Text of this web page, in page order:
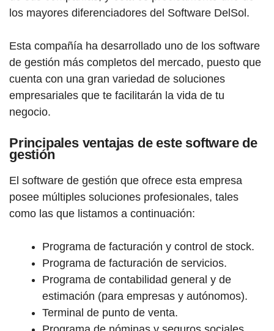
los mayores diferenciadores del Software DelSol.
Esta compañía ha desarrollado uno de los software
de gestión más completos del mercado, puesto que
cuenta con una gran variedad de soluciones
empresariales que te facilitarán la vida de tu
negocio.
Principales ventajas de este software de
gestión
El software de gestión que ofrece esta empresa
posee múltiples soluciones profesionales, tales
como las que listamos a continuación:
Programa de facturación y control de stock.
Programa de facturación de servicios.
Programa de contabilidad general y de
estimación (para empresas y autónomos).
Terminal de punto de venta.